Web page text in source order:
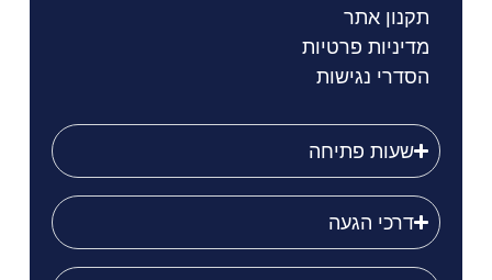
תקנון אתר
מדיניות פרטיות
הסדרי נגישות
שעות פתיחה
דרכי הגעה